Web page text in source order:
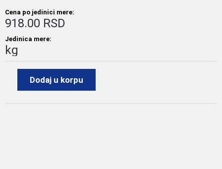
Cena po jedinici mere:
918.00 RSD
Jedinica mere:
kg
Dodaj u korpu